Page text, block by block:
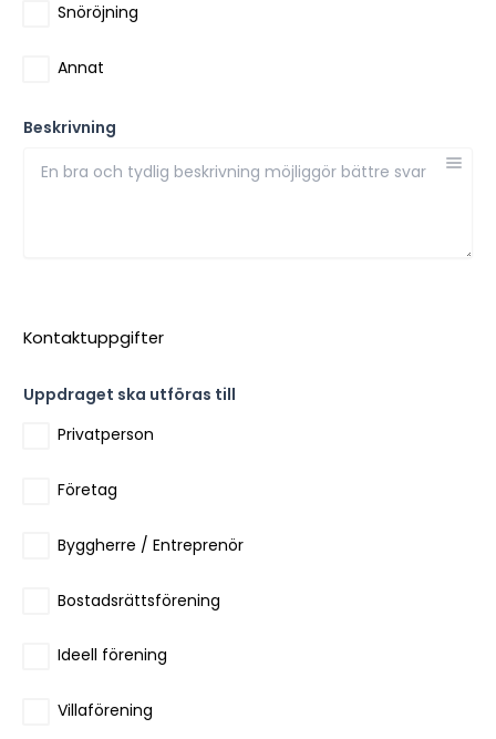
Snöröjning
Annat
Beskrivning
Kontaktuppgifter
Uppdraget ska utföras till
Privatperson
Företag
Byggherre / Entreprenör
Bostadsrättsförening
Ideell förening
Villaförening